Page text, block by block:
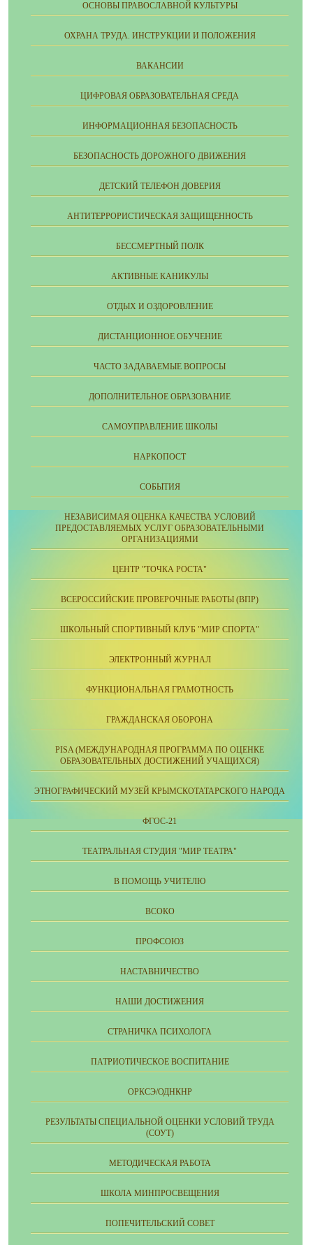
ОСНОВЫ ПРАВОСЛАВНОЙ КУЛЬТУРЫ
ОХРАНА ТРУДА. ИНСТРУКЦИИ И ПОЛОЖЕНИЯ
ВАКАНСИИ
ЦИФРОВАЯ ОБРАЗОВАТЕЛЬНАЯ СРЕДА
ИНФОРМАЦИОННАЯ БЕЗОПАСНОСТЬ
БЕЗОПАСНОСТЬ ДОРОЖНОГО ДВИЖЕНИЯ
ДЕТСКИЙ ТЕЛЕФОН ДОВЕРИЯ
АНТИТЕРРОРИСТИЧЕСКАЯ ЗАЩИЩЕННОСТЬ
БЕССМЕРТНЫЙ ПОЛК
АКТИВНЫЕ КАНИКУЛЫ
ОТДЫХ И ОЗДОРОВЛЕНИЕ
ДИСТАНЦИОННОЕ ОБУЧЕНИЕ
ЧАСТО ЗАДАВАЕМЫЕ ВОПРОСЫ
ДОПОЛНИТЕЛЬНОЕ ОБРАЗОВАНИЕ
CАМОУПРАВЛЕНИЕ ШКОЛЫ
НАРКОПОСТ
СОБЫТИЯ
НЕЗАВИСИМАЯ ОЦЕНКА КАЧЕСТВА УСЛОВИЙ
ПРЕДОСТАВЛЯЕМЫХ УСЛУГ ОБРАЗОВАТЕЛЬНЫМИ
ОРГАНИЗАЦИЯМИ
ЦЕНТР "ТОЧКА РОСТА"
ВСЕРОССИЙСКИЕ ПРОВЕРОЧНЫЕ РАБОТЫ (ВПР)
ШКОЛЬНЫЙ СПОРТИВНЫЙ КЛУБ "МИР СПОРТА"
ЭЛЕКТРОННЫЙ ЖУРНАЛ
ФУНКЦИОНАЛЬНАЯ ГРАМОТНОСТЬ
ГРАЖДАНСКАЯ ОБОРОНА
PISA (МЕЖДУНАРОДНАЯ ПРОГРАММА ПО ОЦЕНКЕ
ОБРАЗОВАТЕЛЬНЫХ ДОСТИЖЕНИЙ УЧАЩИХСЯ)
ЭТНОГРАФИЧЕСКИЙ МУЗЕЙ КРЫМСКОТАТАРСКОГО НАРОДА
ФГОС-21
ТЕАТРАЛЬНАЯ СТУДИЯ "МИР ТЕАТРА"
В ПОМОЩЬ УЧИТЕЛЮ
ВСОКО
ПРОФСОЮЗ
НАСТАВНИЧЕСТВО
НАШИ ДОСТИЖЕНИЯ
СТРАНИЧКА ПСИХОЛОГА
ПАТРИОТИЧЕСКОЕ ВОСПИТАНИЕ
ОРКСЭ/ОДНКНР
РЕЗУЛЬТАТЫ СПЕЦИАЛЬНОЙ ОЦЕНКИ УСЛОВИЙ ТРУДА
(СОУТ)
МЕТОДИЧЕСКАЯ РАБОТА
ШКОЛА МИНПРОСВЕЩЕНИЯ
ПОПЕЧИТЕЛЬСКИЙ СОВЕТ